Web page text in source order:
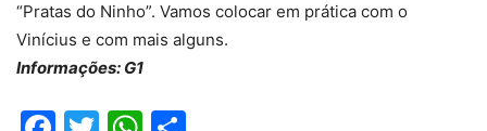
“Pratas do Ninho”. Vamos colocar em prática com o
Vinícius e com mais alguns.
Informações: G1